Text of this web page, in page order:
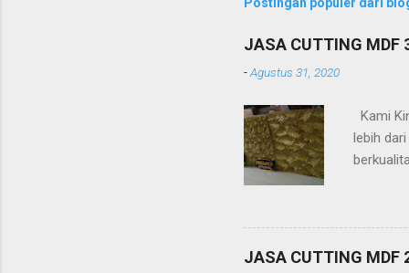
Postingan populer dari
JASA CUTTING MDF
-Agustus 31, 2020
Kami
lebih
-Pagar
JASA CUTTING MDF